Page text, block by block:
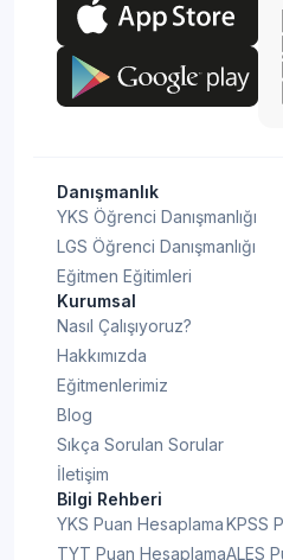
Danışmanlık
YKS Öğrenci Danışmanlığı
LGS Öğrenci Danışmanlığı
Eğitmen Eğitimleri
Kurumsal
Nasıl Çalışıyoruz?
Hakkımızda
Eğitmenlerimiz
Blog
Sıkça Sorulan Sorular
İletişim
Bilgi Rehberi
YKS Puan Hesaplama
TYT Puan Hesaplama
KPSS
ALES